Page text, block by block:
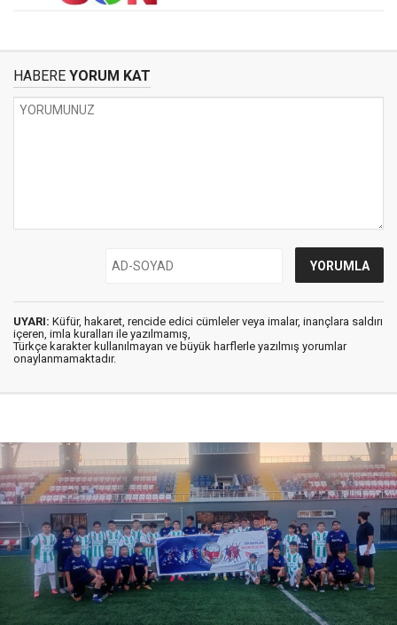
HABERE YORUM KAT
UYARI: Küfür, hakaret, rencide edici cümleler veya imalar, inançlara saldırı
içeren, imla kuralları ile yazılmamış,
Türkçe karakter kullanılmayan ve büyük harflerle yazılmış yorumlar
onaylanmamaktadır.